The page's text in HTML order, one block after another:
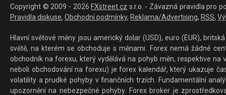
Copyright © 2009 - 2026 FXstreet.cz s.r.o. - Závazná pravidla pro
Pravidla diskuse, Obchodní podmínky, Reklama/Advertising, RSS,
Hlavní světové měny jsou americký dolar (USD), euro (EUR),
světě, na kterém se obchoduje s měnami. Forex nemá žádné
obchodník na forexu, který vydělává na pohyb měn, respektive
neboli obchodování na forexu) je forex kalendář, který ukazuje
volatility a prudké pohyby v finančních trzích. Fundamentální
upozornění na nebezpečné pohyby. Forex broker je